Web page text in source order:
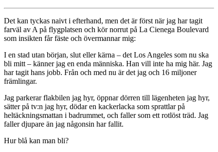
Det kan tyckas naivt i efterhand, men det är först när jag har tagit
farväl av A på flygplatsen och kör norrut på La Cienega Boulevard
som insikten får fäste och övermannar mig:
I en stad utan början, slut eller kärna – det Los Angeles som nu ska
bli mitt – känner jag en enda människa. Han vill inte ha mig här. Jag
har tagit hans jobb. Från och med nu är det jag och 16 miljoner
främlingar.
Jag parkerar flakbilen jag hyr, öppnar dörren till lägenheten jag hyr,
sätter på tv:n jag hyr, dödar en kackerlacka som sprattlar på
heltäckningsmattan i badrummet, och faller som ett rotlöst träd. Jag
faller djupare än jag någonsin har fallit.
Hur blå kan man bli?